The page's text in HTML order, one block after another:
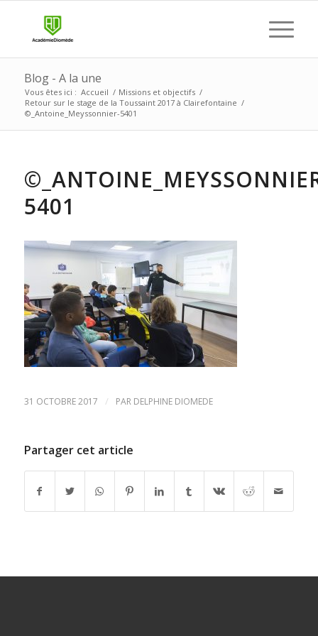
Blog - A la une
Vous êtes ici : Accueil / Missions et objectifs /
Retour sur le stage de la Toussaint 2017 à Clairefontaine /
©_Antoine_Meyssonnier-5401
5401
31 OCTOBRE 2017 / PAR DELPHINE DIOMEDE
Partager cet article